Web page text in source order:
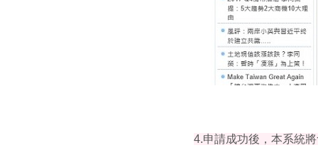
4.申請成功後，本系統